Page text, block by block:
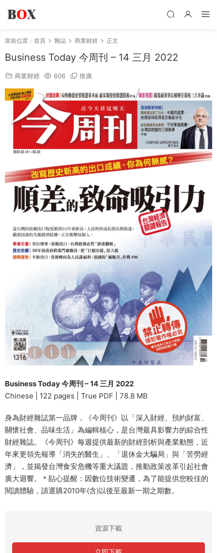
當前位置： 首頁 雜誌 商業财經 正文
Business Today 今周刊 – 14 三月 2022
商業财經 606 推廣
Business Today 今周刊 – 14 三月 2022
Chinese | 122 pages | True PDF | 78.8 MB
身為財經雜誌第一品牌，《今周刊》以「深入財經、預約財富、
關懷社會、品味生活」為編輯核心，是台灣最具影響力的綜合性
財經雜誌。《今周刊》每週提供最新的財經剖析與產業動態，近
年來更領先報導「消失的醫生」、「退休金大騙局」與「苦勞經
濟」，並揭發台灣食安危機等重大議題，推動政策改革引起社會
廣大迴響。＊貼心提醒：因數位技術變遷，為了能提供您較佳的
閱讀體驗，請選購2010年(含)以後至最新一期之期數。
資源下載